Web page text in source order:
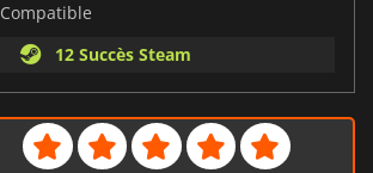
Compatible
12 Succès Steam